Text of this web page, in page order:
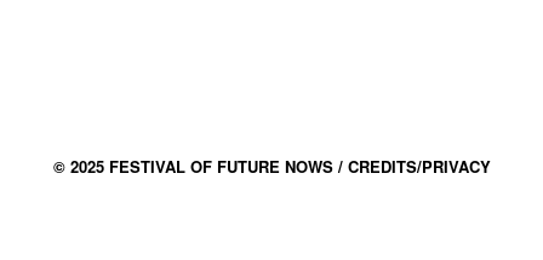
© 2025 FESTIVAL OF FUTURE NOWS / CREDITS/PRIVACY